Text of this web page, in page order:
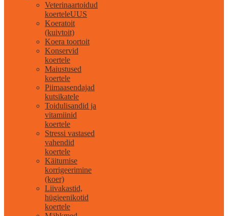
Veterinaartoidud
koerteleUUS
Koeratoit
(kuivtoit)
Koera toortoit
Konservid
koertele
Maiustused
koertele
Piimaasendajad
kutsikatele
Toidulisandid ja
vitamiinid
koertele
Stressi vastased
vahendid
koertele
Käitumise
korrigeerimine
(koer)
Liivakastid,
hügieenikotid
koertele